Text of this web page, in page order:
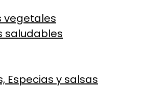
vegetales
saludables
Especias y salsas